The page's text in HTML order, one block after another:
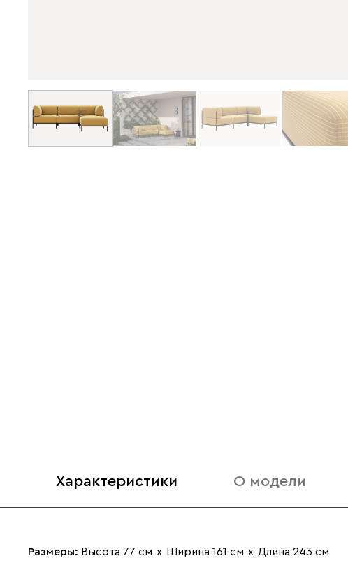
Характеристики О модели
Размеры: Высота 77 см х Ширина 161 см х Длина 243 см